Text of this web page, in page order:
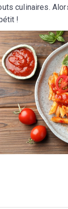
culinaires.
!